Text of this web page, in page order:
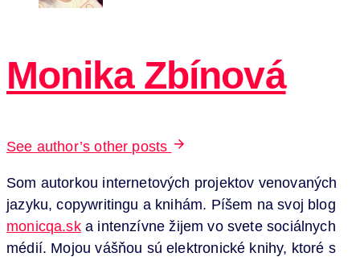
Monika Zbínová
See author’s other posts
Som autorkou internetových projektov venovaných
jazyku, copywritingu a knihám. Píšem na svoj blog
monicqa.ska intenzívne žijem vo svete sociálnych
médií. Mojou vášňou sú elektronické knihy, ktoré s